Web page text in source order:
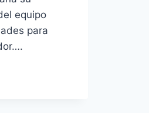
equipo
para